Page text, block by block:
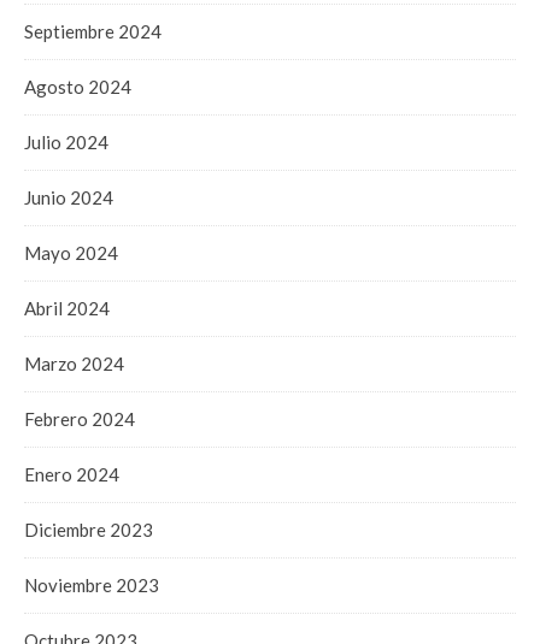
Septiembre 2024
Agosto 2024
Julio 2024
Junio 2024
Mayo 2024
Abril 2024
Marzo 2024
Febrero 2024
Enero 2024
Diciembre 2023
Noviembre 2023